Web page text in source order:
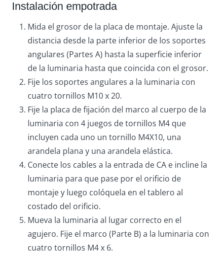
Instalación empotrada
Mida el grosor de la placa de montaje. Ajuste la
distancia desde la parte inferior de los soportes
angulares (Partes A) hasta la superficie inferior
de la luminaria hasta que coincida con el grosor.
Fije los soportes angulares a la luminaria con
cuatro tornillos M10 x 20.
Fije la placa de fijación del marco al cuerpo de la
luminaria con 4 juegos de tornillos M4 que
incluyen cada uno un tornillo M4X10, una
arandela plana y una arandela elástica.
Conecte los cables a la entrada de CA e incline la
luminaria para que pase por el orificio de
montaje y luego colóquela en el tablero al
costado del orificio.
Mueva la luminaria al lugar correcto en el
agujero. Fije el marco (Parte B) a la luminaria con
cuatro tornillos M4 x 6.